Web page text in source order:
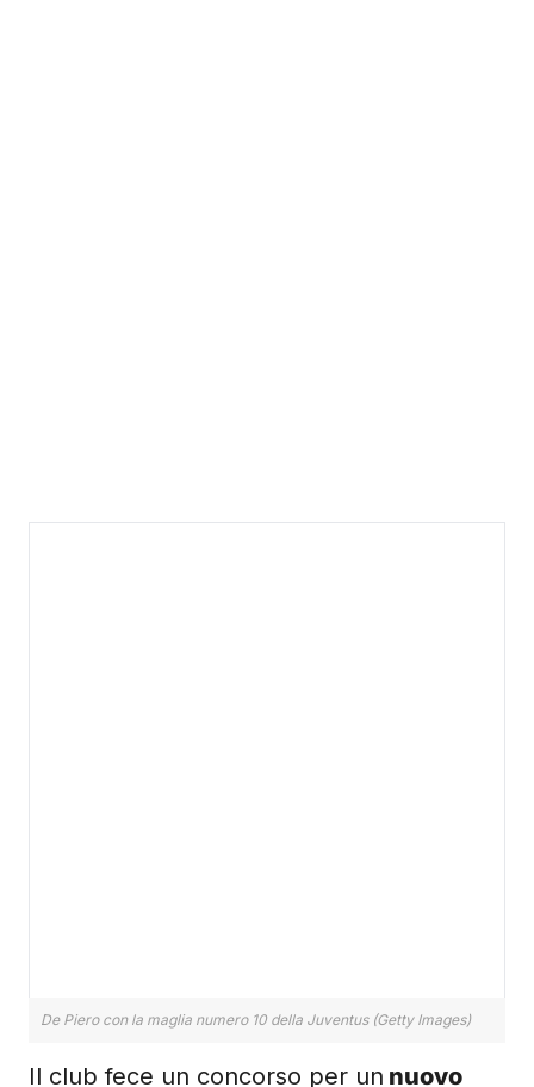
De Piero con la maglia numero 10 della Juventus (Getty Images)
Il club fece un concorso per un nuovo